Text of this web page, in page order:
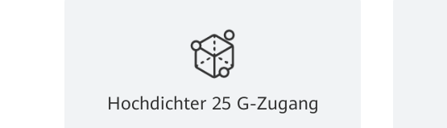
Hochdichter 25 G-Zugang